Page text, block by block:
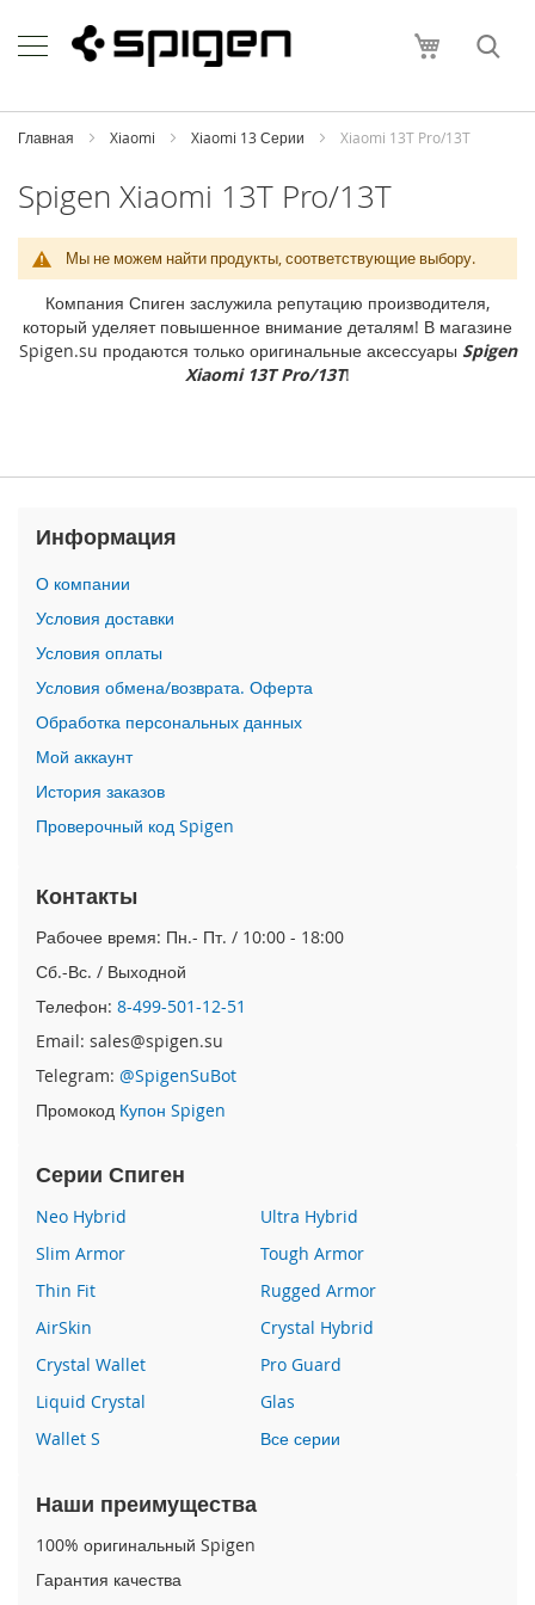
to
Content
Моя
h
o
i
P
h
e
1
M
P
h
o
n
e
1
7
P
r
o
i
o
n
e
A
i
r
i
P
h
e
7
P
h
o
n
1
6
P
o
a
Главная Xiaomi Xiaomi 13 Серии Xiaomi 13T Pro/13T
Spigen Xiaomi 13T Pro/13T
Мы не можем найти продукты, соответствующие выбору.
Компания Спиген заслужила репутацию производителя,
который уделяет повышенное внимание деталям! В магазине
Spigen.su продаются только оригинальные аксессуары Spigen
Xiaomi 13T Pro/13T!
Информация
О компании
Условия доставки
Условия оплаты
Условия обмена/возврата. Оферта
Обработка персональных данных
Мой аккаунт
История заказов
Проверочный код Spigen
Контакты
Рабочее время: Пн.- Пт. / 10:00 - 18:00
Сб.-Вс. / Выходной
Телефон: 8-499-501-12-51
Email: sales@spigen.su
Telegram: @SpigenSuBot
Промокод Купон Spigen
Серии Спиген
Neo Hybrid
Ultra Hybrid
Slim Armor
Tough Armor
Thin Fit
Rugged Armor
AirSkin
Crystal Hybrid
Crystal Wallet
Pro Guard
Liquid Crystal
Glas
Wallet S
Все серии
Наши преимущества
100% оригинальный Spigen
Гарантия качества